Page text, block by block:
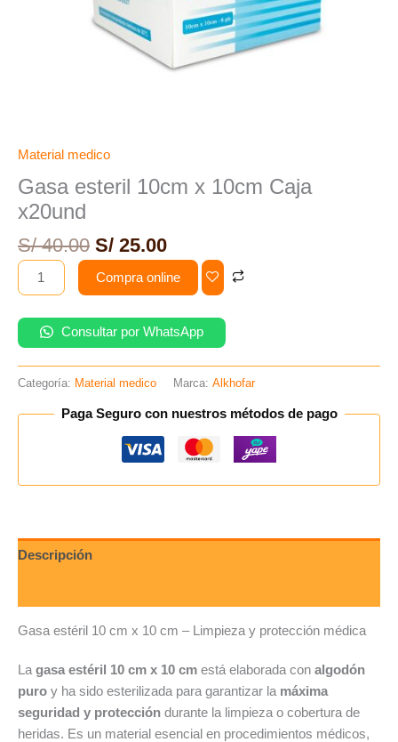
Material medico
Gasa esteril 10cm x 10cm Caja
x20und
S/40.00 S/ 25.00
Compra online
Consultar por WhatsApp
Categoría: Material medico Marca: Alkhofar
Paga Seguro con nuestros métodos de pago
Descripción
Gasa estéril 10 cm x 10 cm – Limpieza y protección médica
La gasa estéril 10 cm x 10 cm está elaborada con algodón
puro y ha sido esterilizada para garantizar la máxima
seguridad y protección durante la limpieza o cobertura de
heridas. Es un material esencial en procedimientos médicos,